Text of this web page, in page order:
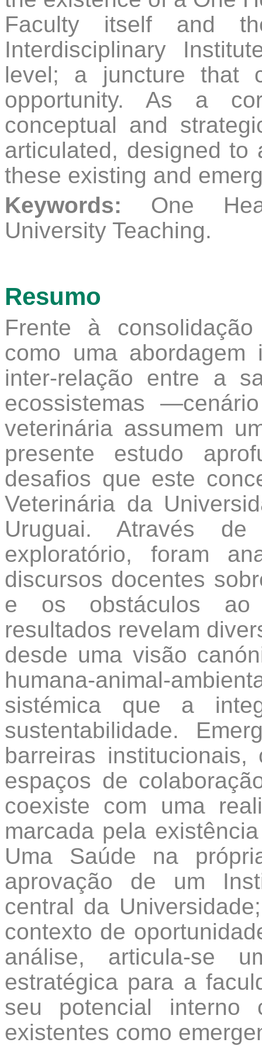
Faculty itself and
Interdisciplinary
level; a juncture that
opportunity. As a
conceptual and
articulated, designed to
these existing and
Keywords: One
University Teaching.
Resumo
Frente à
como uma abordagem
inter-relação entre a
ecossistemas
veterinária assumem
presente estudo
desafios que este
Veterinária da
Uruguai. Através
exploratório, foram
discursos docentes
e os obstáculos ao
resultados revelam
desde uma visão
humana-animal-
sistémica que a
sustentabilidade.
barreiras
espaços de
coexiste com uma
marcada pela
Uma Saúde na
aprovação de um
central da
contexto de
análise, articula-se
estratégica para a
seu potencial interno
existentes como